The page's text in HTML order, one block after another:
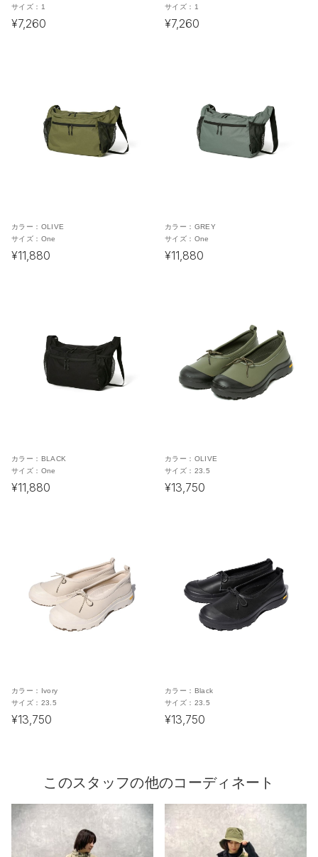
サイズ： 1
¥7,260
サイズ： 1
¥7,260
カラー： OLIVE
サイズ： One
¥11,880
カラー： GREY
サイズ： One
¥11,880
カラー： BLACK
サイズ： One
¥11,880
カラー： OLIVE
サイズ： 23.5
¥13,750
カラー： Ivory
サイズ： 23.5
¥13,750
カラー： Black
サイズ： 23.5
¥13,750
このスタッフの他のコーディネート